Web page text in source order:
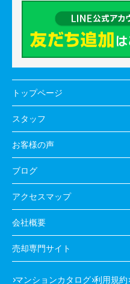
トップページ
スタッフ
お客様の声
ブログ
アクセスマップ
会社概要
売却専門サイト
マンションカタログ 利用規約